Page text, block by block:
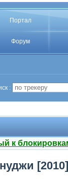
Портал
Форум
:
к